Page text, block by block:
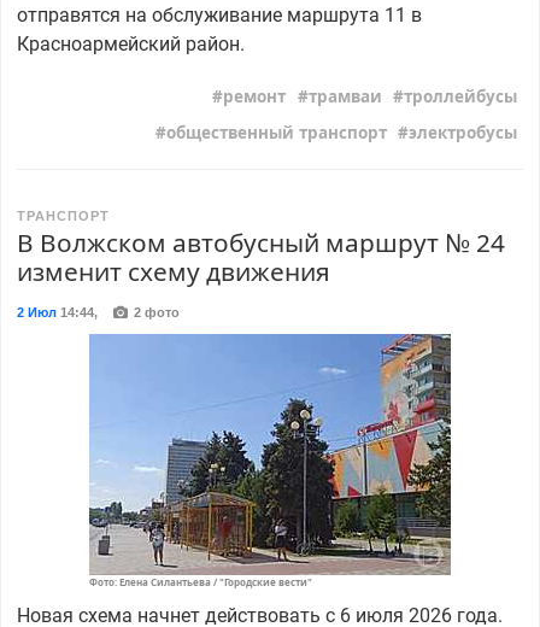
отправятся на обслуживание маршрута 11 в
Красноармейский район.
ремонт трамваи
троллейбусы
общественный транспорт
электробусы
ТРАНСПОРТ
В Волжском автобусный маршрут № 24
изменит схему движения
2 Июл14:44, 2 фото
Фото: Елена Силантьева / "Городские вести"
Новая схема начнет действовать с 6 июля 2026 года.